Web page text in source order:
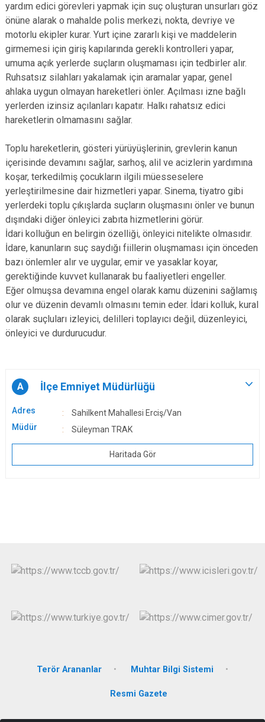
yardım edici görevleri yapmak için suç oluşturan unsurları göz
önüne alarak o mahalde polis merkezi, nokta, devriye ve
motorlu ekipler kurar. Yurt içine zararlı kişi ve maddelerin
girmemesi için giriş kapılarında gerekli kontrolleri yapar,
umuma açık yerlerde suçların oluşmaması için tedbirler alır.
Ruhsatsız silahları yakalamak için aramalar yapar, genel
ahlaka uygun olmayan hareketleri önler. Açılması izne bağlı
yerlerden izinsiz açılanları kapatır. Halkı rahatsız edici
hareketlerin olmamasını sağlar.
Toplu hareketlerin, gösteri yürüyüşlerinin, grevlerin kanun
içerisinde devamını sağlar, sarhoş, alil ve acizlerin yardımına
koşar, terkedilmiş çocukların ilgili müesseselere
yerleştirilmesine dair hizmetleri yapar. Sinema, tiyatro gibi
yerlerdeki toplu çıkışlarda suçların oluşmasını önler ve bunun
dışındaki diğer önleyici zabıta hizmetlerini görür.
İdari kolluğun en belirgin özelliği, önleyici nitelikte olmasıdır.
İdare, kanunların suç saydığı fiillerin oluşmaması için önceden
bazı önlemler alır ve uygular, emir ve yasaklar koyar,
gerektiğinde kuvvet kullanarak bu faaliyetleri engeller.
Eğer olmuşsa devamına engel olarak kamu düzenini sağlamış
olur ve düzenin devamlı olmasını temin eder. İdari kolluk, kural
olarak suçluları izleyici, delilleri toplayıcı değil, düzenleyici,
önleyici ve durdurucudur.
A İlçe Emniyet Müdürlüğü
Adres
Sahilkent Mahallesi Erciş/Van
Müdür
Süleyman TRAK
Haritada Gör
Terör Arananlar Muhtar Bilgi Sistemi
Resmi Gazete